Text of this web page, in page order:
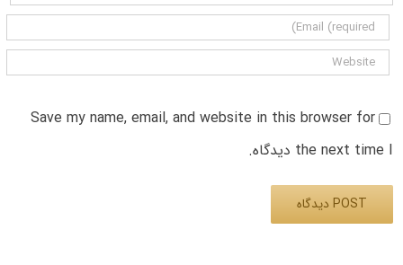
Save my name, email, and website in this browser for
the next time I دیدگاه.